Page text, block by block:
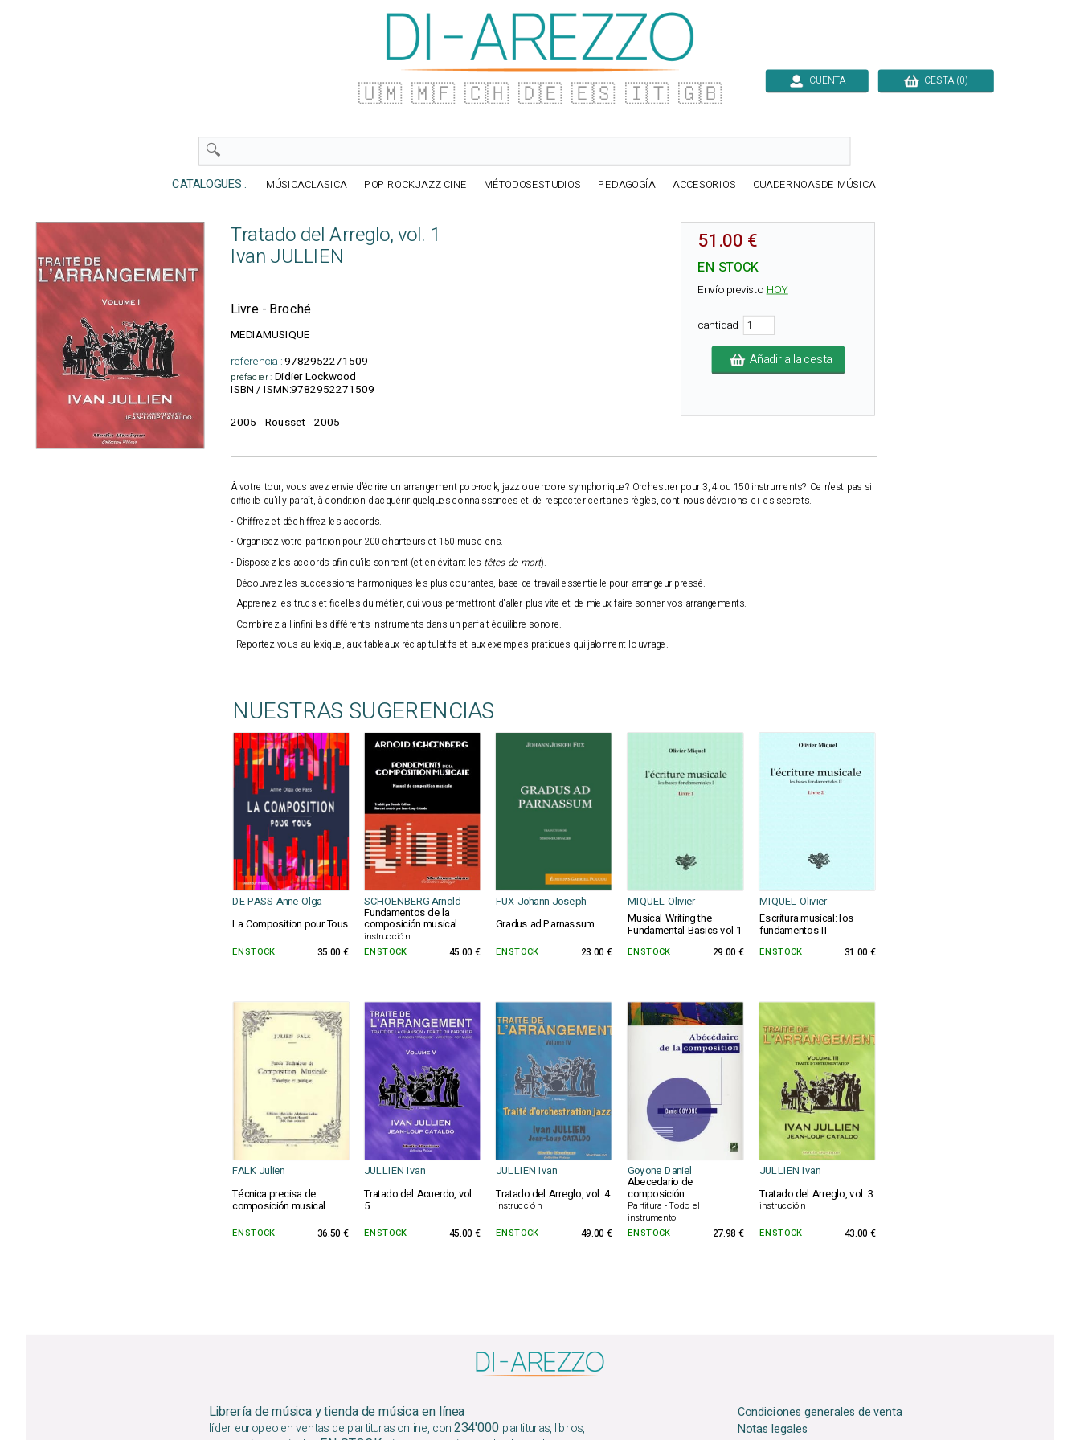
🇺🇲 🇲🇫 🇨🇭 🇩🇪 🇪🇸 🇮🇹 🇬🇧 CUENTA CESTA (0)
CATALOGUES : MÚSICACLASICA POP ROCKJAZZ CINE MÉTODOSESTUDIOS PEDAGOGÍA ACCESORIOS CUADERNOASDE MÚSICA
Tratado del Arreglo, vol. 1
Ivan JULLIEN
Livre - Broché
MEDIAMUSIQUE
referencia :9782952271509
préfacier : Didier Lockwood
ISBN / ISMN:9782952271509
2005 - Rousset - 2005
51.00 €
EN STOCK
Envío previstoHOY
cantidad
Añadir a la cesta
À votre tour, vous avez envie d'écrire un arrangement pop-rock, jazz ou encore symphonique? Orchestrer pour 3, 4 ou 150 instruments? Ce n'est pas si
difficile qu'il y paraît, à condition d'acquérir quelques connaissances et de respecter certaines règles, dont nous dévoilons ici les secrets.
- Chiffrez et déchiffrez les accords.
- Organisez votre partition pour 200 chanteurs et 150 musiciens.
- Disposez les accords afin qu'ils sonnent (et en évitant les têtes de mort).
- Découvrez les successions harmoniques les plus courantes, base de travail essentielle pour arrangeur pressé.
- Apprenez les trucs et ficelles du métier, qui vous permettront d'aller plus vite et de mieux faire sonner vos arrangements.
- Combinez à l'infini les différents instruments dans un parfait équilibre sonore.
- Reportez-vous au lexique, aux tableaux récapitulatifs et aux exemples pratiques qui jalonnent l'ouvrage.
NUESTRAS SUGERENCIAS
DE PASS Anne Olga SCHOENBERG Arnold FUX Johann Joseph MIQUEL Olivier
MIQUEL Olivier
La Composition pour Tous
Fundamentos de la
composición musical
instrucción
Gradus ad Parnassum Musical Writing the
Fundamental Basics vol 1
Escritura musical: los
fundamentos II
EN STOCK 35.00 € EN STOCK 45.00 € EN STOCK 23.00 € EN STOCK 29.00 € EN STOCK 31.00 €
FALK Julien JULLIEN Ivan JULLIEN Ivan Goyone Daniel JULLIEN Ivan
Técnica precisa de
composición musical
Tratado del Acuerdo, vol.
5
Tratado del Arreglo, vol. 4
instrucción
Abecedario de
composición
Partitura - Todo el
instrumento
Tratado del Arreglo, vol. 3
instrucción
EN STOCK 36.50 € EN STOCK 45.00 € EN STOCK 49.00 € EN STOCK 27.98 € EN STOCK 43.00 €
Librería de música y tienda de música en línea
líder europeo en ventas de partituras online, con234'000 partituras, libros,
Condiciones generales de venta
Notas legales